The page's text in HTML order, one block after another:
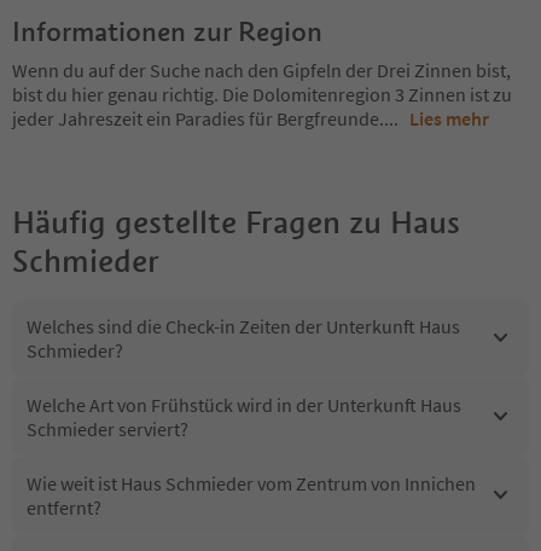
Informationen zur Region
Wenn du auf der Suche nach den Gipfeln der Drei Zinnen bist,
bist du hier genau richtig. Die Dolomitenregion 3 Zinnen ist zu
jeder Jahreszeit ein Paradies für Bergfreunde.... Lies mehr
Häufig gestellte Fragen zu Haus
Schmieder
Welches sind die Check-in Zeiten der Unterkunft Haus
Schmieder?
Welche Art von Frühstück wird in der Unterkunft Haus
Schmieder serviert?
Wie weit ist Haus Schmieder vom Zentrum von Innichen
entfernt?